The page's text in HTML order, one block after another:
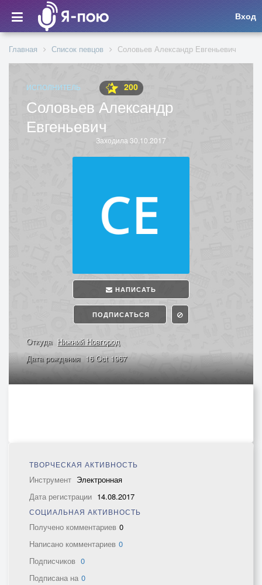
Вход
Главная Список певцов Соловьев Александр Евгеньевич
ИСПОЛНИТЕЛЬ 200
Соловьев Александр
Евгеньевич
Заходила 30.10.2017
НАПИСАТЬ
ПОДПИСАТЬСЯ
Откуда Нижний Новгород
Дата рождения 16 Oct 1967
ТВОРЧЕСКАЯ АКТИВНОСТЬ
Инструмент Электронная
Дата регистрации 14.08.2017
СОЦИАЛЬНАЯ АКТИВНОСТЬ
Получено комментариев 0
Написано комментариев 0
Подписчиков 0
Подписана на 0